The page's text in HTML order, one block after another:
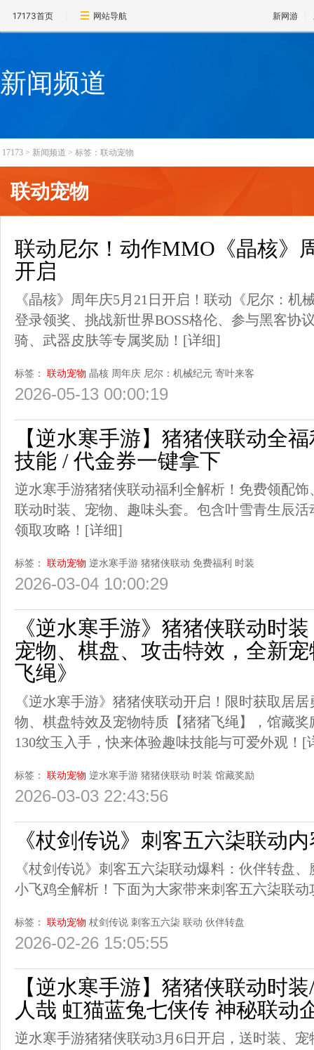
17173首页 网站导航 新网游
新闻频道
17173 > 新闻频道 > 标签：联动宠物
联动宠物
联动尼尔！动作MMO《晶核》
开启
《晶核》周年庆5月21日开启！联动《尼尔：机
登录领奖、挑战新世界BOSS格伦、参与黑客协
骑、武器皮肤等专属奖励！ [详细]
标签： 联动宠物 晶核 周年庆 尼尔：机械纪元 寄叶来客
2026-05-13 00:00:19
【逆水寒手游】猪猪侠联动全
技能 / 代金券一键拿下
逆水寒手游猪猪侠联动福利全解析！免费领配
联动时装、宠物、趣味头套。包含叶雪青生辰
领取攻略！ [详细]
标签： 联动宠物 逆水寒手游 猪猪侠联动 免费福利 时装
2026-03-04 10:00:29
《逆水寒手游》猪猪侠联动时
宠物、棋盘、攻击特效，全新
飞绳》
《逆水寒手游》猪猪侠联动开启！限时获取居
物、棋盘特效及宠物特质【猪猪飞绳】，馆藏
130纹玉入手，快来体验趣味技能与可爱外观！ [
标签： 联动宠物 逆水寒手游 猪猪侠联动 时装 馆藏奖励
2026-03-03 22:43:56
《杖剑传说》刺客五六柒联动
《杖剑传说》刺客五六柒联动爆料：伙伴转盘
小飞鸡全解析！下面为大家带来刺客五六柒联动
标签： 联动宠物 杖剑传说 刺客五六柒 联动 伙伴转盘
2026-02-26 15:05:55
【逆水寒手游】猪猪侠联动时
人哉 虹猫蓝兔七侠传 神秘联动
逆水寒手游猪猪侠联动3月6日开启，送时装、